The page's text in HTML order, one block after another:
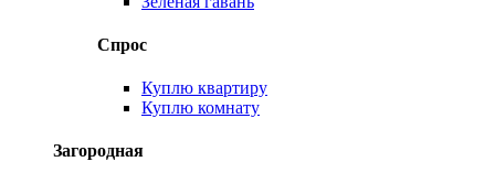
Спрос
Куплю квартиру
Куплю комнату
Загородная